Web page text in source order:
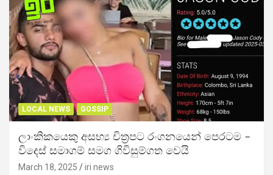
LOCAL NEWS GOSSIP
ලාංකිකයෙකු අසභ්‍ය චිත්‍රපට රංගනයෙන් පෙරටම –
විදෙස් සමාගම් සමග ගිවිසුම්ගත වෙයි
March 18, 2025 iri news